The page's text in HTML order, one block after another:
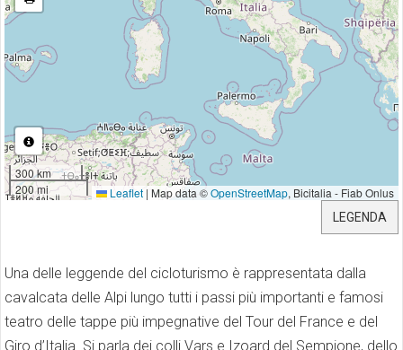
300 km
200 mi
Leaflet | Map data ©OpenStreetMap, Bicitalia - Fiab Onlus
LEGENDA
Una delle leggende del cicloturismo è rappresentata dalla
cavalcata delle Alpi lungo tutti i passi più importanti e famosi
teatro delle tappe più impegnative del Tour del France e del
Giro d’Italia. Si parla dei colli Vars e Izoard del Sempione, dello